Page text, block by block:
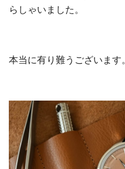
らしゃいました。
本当に有り難うございます。